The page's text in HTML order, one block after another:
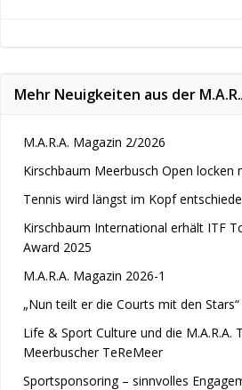
Mehr Neuigkeiten aus der
M.A.R.A. Magazin 2/2026
Kirschbaum Meerbusch Open locken
Tennis wird längst im Kopf
Kirschbaum International erhält ITF
Award 2025
M.A.R.A. Magazin 2026-1
„Nun teilt er die Courts mit den Stars“
Life & Sport Culture und die M.A.R.A.
Meerbuscher TeReMeer
Sportsponsoring – sinnvolles